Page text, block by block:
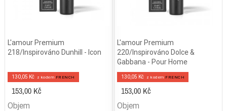
L'amour Premium
218/Inspirováno Dunhill - Icon
130,05 Kč z kodem FRENCH
153,00 Kč
Objem
L'amour Premium
220/Inspirováno Dolce &
Gabbana - Pour Home
130,05 Kč z kodem FRENCH
153,00 Kč
Objem